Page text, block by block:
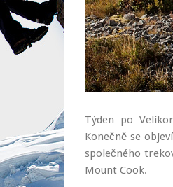
Týden po
Konečně se
společného
Mount Cook.